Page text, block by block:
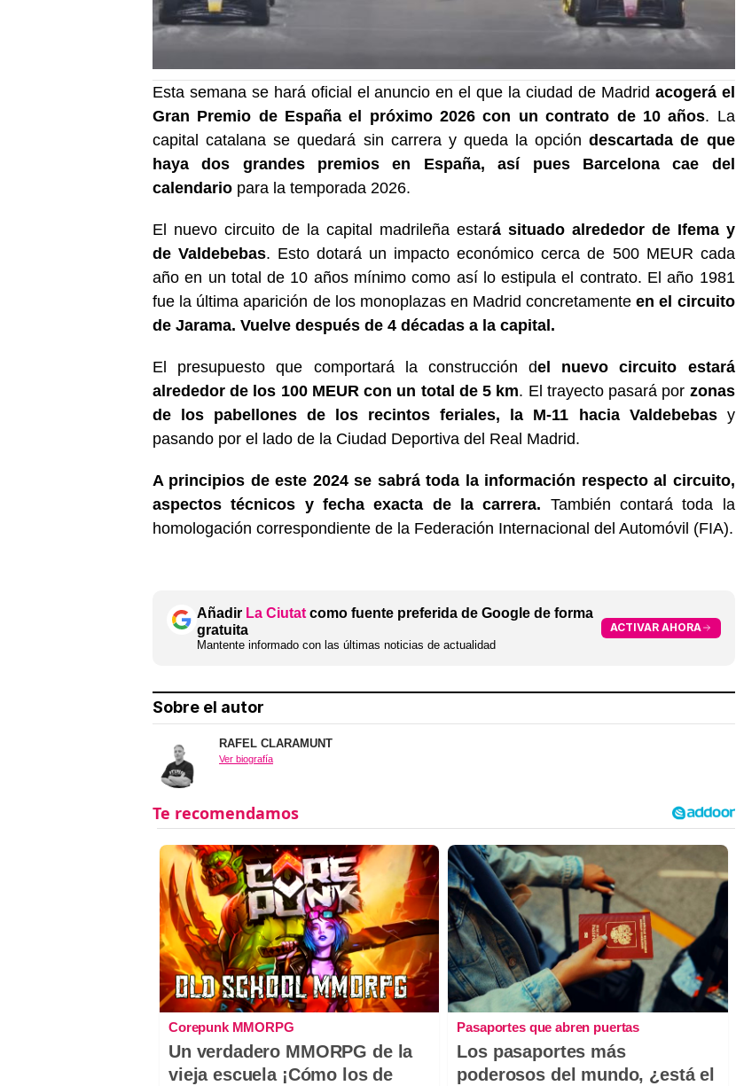
Esta semana se hará oficial el anuncio en el que la ciudad de Madrid acogerá el
Gran Premio de España el próximo 2026 con un contrato de 10años. La
capital catalana se quedará sin carrera y queda la opcióndescartada de que
haya dos grandes premios en España, así pues Barcelona cae del
calendario para la temporada 2026.
El nuevo circuito de la capital madrileña estará situado alrededor de Ifemay
deValdebebas. Esto dotará un impacto económico cerca de 500 MEUR cada
año en un total de 10 años mínimo como así lo estipula el contrato. El año 1981
fue la última aparición de los monoplazas en Madrid concretamenteen el circuito
de Jarama. Vuelve después de 4 décadas a la capital.
El presupuesto que comportará la construcción del nuevo circuito estará
alrededor de los 100 MEUR con un total de 5 km. El trayecto pasará por zonas
de los pabellones de los recintos feriales, la M-11 hacia Valdebebasy
pasando por el lado de la Ciudad Deportiva del Real Madrid.
A principios de este 2024 se sabrá toda la información respecto al circuito,
aspectos técnicos y fecha exacta de la carrera. También contará toda la
homologación correspondiente de la Federación Internacional del Automóvil (FIA).
Añadir La Ciutat como fuente preferida de Google de forma
gratuita
Mantente informado con las últimas noticias de actualidad
ACTIVAR AHORA
Sobre el autor
RAFEL CLARAMUNT
Ver biografía
Corepunk MMORPG
Un verdadero MMORPG de la
vieja escuela ¡Cómo los de
Pasaportes que abren puertas
Los pasaportes más
poderosos del mundo, ¿está el